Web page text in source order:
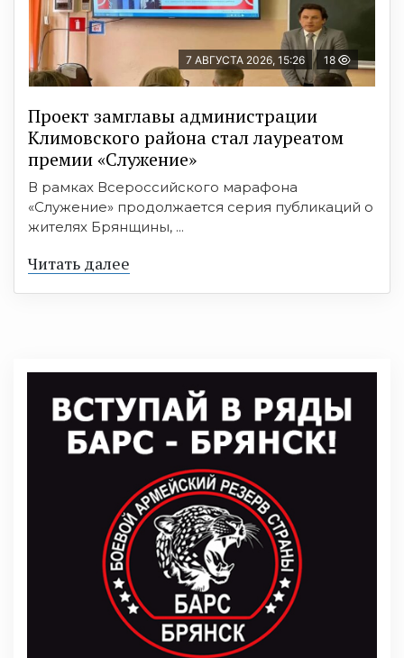
7 АВГУСТА 2026, 15:26 18
Проект замглавы администрации
Климовского района стал лауреатом
премии «Служение»
В рамках Всероссийского марафона
«Служение» продолжается серия публикаций о
жителях Брянщины, ...
Читать далее